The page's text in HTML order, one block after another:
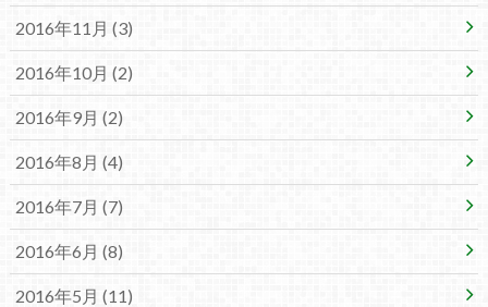
2016年11月 (3)
2016年10月 (2)
2016年9月 (2)
2016年8月 (4)
2016年7月 (7)
2016年6月 (8)
2016年5月 (11)